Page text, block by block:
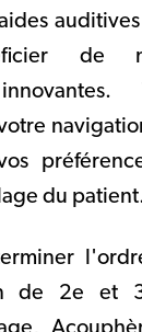
de
du
de 2e et